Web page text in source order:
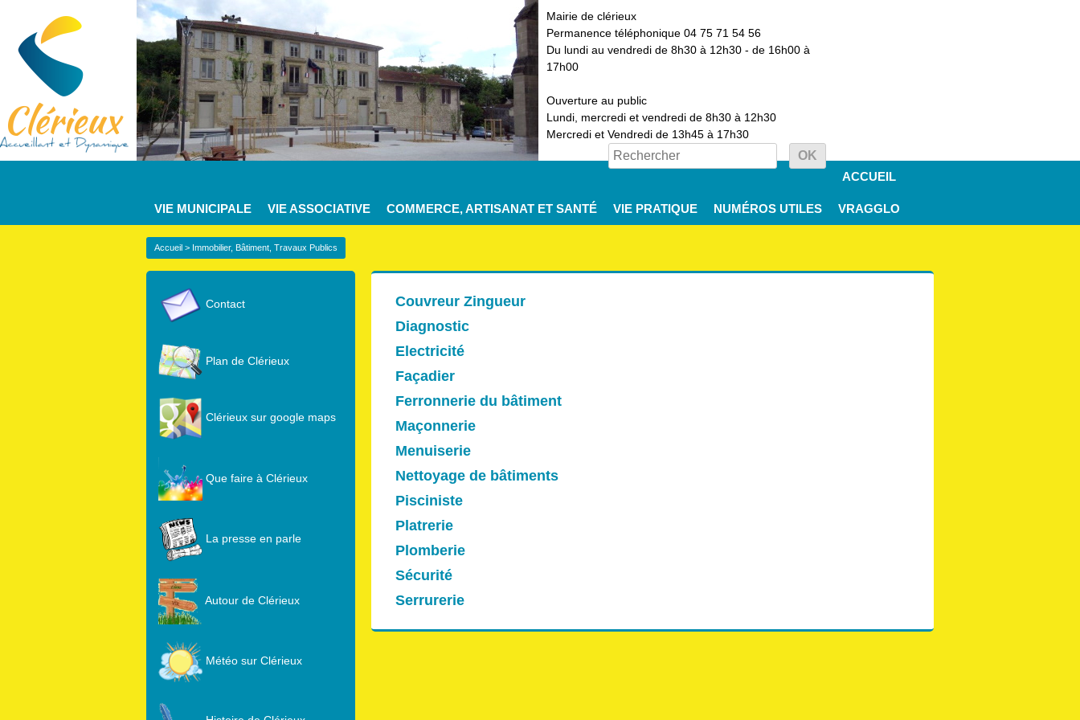
Mairie de clérieux
Permanence téléphonique 04 75 71 54 56
Du lundi au vendredi de 8h30 à 12h30 - de 16h00 à
17h00
Ouverture au public
Lundi, mercredi et vendredi de 8h30 à 12h30
Mercredi et Vendredi de 13h45 à 17h30
ACCUEIL
VIE MUNICIPALE VIE ASSOCIATIVE COMMERCE, ARTISANAT ET SANTÉ VIE PRATIQUE NUMÉROS UTILES VRAGGLO
Accueil > Immobilier, Bâtiment, Travaux Publics
Couvreur Zingueur
Diagnostic
Electricité
Façadier
Ferronnerie du bâtiment
Maçonnerie
Menuiserie
Nettoyage de bâtiments
Pisciniste
Platrerie
Plomberie
Sécurité
Serrurerie
Contact
Plan de Clérieux
Clérieux sur google maps
Que faire à Clérieux
La presse en parle
Autour de Clérieux
Météo sur Clérieux